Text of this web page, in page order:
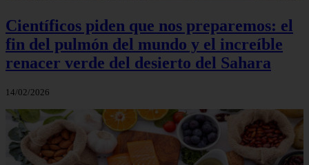
Científicos piden que nos preparemos: el
fin del pulmón del mundo y el increíble
renacer verde del desierto del Sahara
14/02/2026